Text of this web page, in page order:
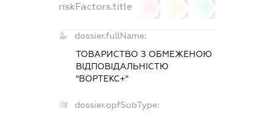
riskFactors.title
dossier.fullName:
ТОВАРИСТВО З ОБМЕЖЕНОЮ
ВІДПОВІДАЛЬНІСТЮ
"ВОРТЕКС+"
dossier.opfSubType: